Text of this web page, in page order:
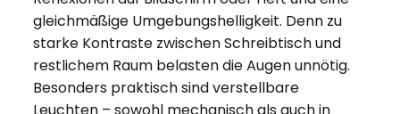
gleichmäßige Umgebungshelligkeit. Denn zu
starke Kontraste zwischen Schreibtisch und
restlichem Raum belasten die Augen unnötig.
Besonders praktisch sind verstellbare